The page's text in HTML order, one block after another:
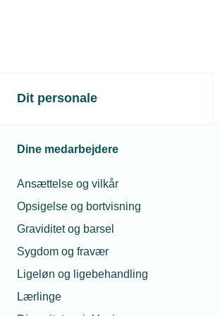
Dit personale
Dine medarbejdere
Ansættelse og vilkår
Opsigelse og bortvisning
Graviditet og barsel
Sygdom og fravær
Ligeløn og ligebehandling
Lærlinge
Installatører mål for